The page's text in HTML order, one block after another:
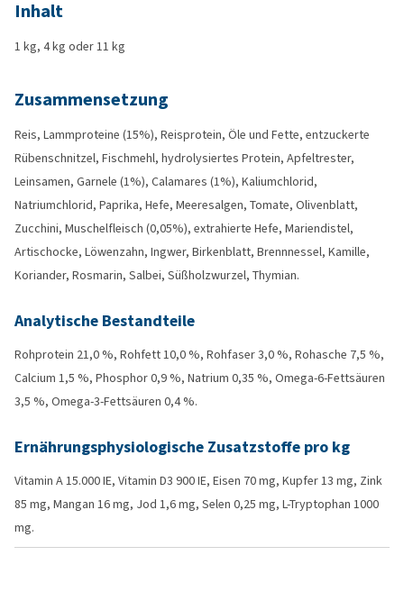
Inhalt
1 kg, 4 kg oder 11 kg
Zusammensetzung
Reis, Lammproteine (15%), Reisprotein, Öle und Fette, entzuckerte
Rübenschnitzel, Fischmehl, hydrolysiertes Protein, Apfeltrester,
Leinsamen, Garnele (1%), Calamares (1%), Kaliumchlorid,
Natriumchlorid, Paprika, Hefe, Meeresalgen, Tomate, Olivenblatt,
Zucchini, Muschelfleisch (0,05%), extrahierte Hefe, Mariendistel,
Artischocke, Löwenzahn, Ingwer, Birkenblatt, Brennnessel, Kamille,
Koriander, Rosmarin, Salbei, Süßholzwurzel, Thymian.
Analytische Bestandteile
Rohprotein 21,0 %, Rohfett 10,0 %, Rohfaser 3,0 %, Rohasche 7,5 %,
Calcium 1,5 %, Phosphor 0,9 %, Natrium 0,35 %, Omega-6-Fettsäuren
3,5 %, Omega-3-Fettsäuren 0,4 %.
Ernährungsphysiologische Zusatzstoffe pro kg
Vitamin A 15.000 IE, Vitamin D3 900 IE, Eisen 70 mg, Kupfer 13 mg, Zink
85 mg, Mangan 16 mg, Jod 1,6 mg, Selen 0,25 mg, L-Tryptophan 1000
mg.